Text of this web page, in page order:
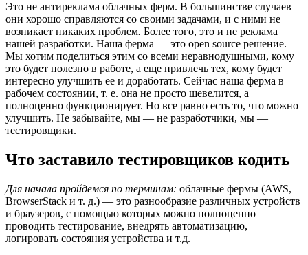
Это не антиреклама облачных ферм. В большинстве случаев
они хорошо справляются со своими задачами, и с ними не
возникает никаких проблем. Более того, это и не реклама
нашей разработки. Наша ферма — это open source решение.
Мы хотим поделиться этим со всеми неравнодушными, кому
это будет полезно в работе, а еще привлечь тех, кому будет
интересно улучшить ее и доработать. Сейчас наша ферма в
рабочем состоянии, т. е. она не просто шевелится, а
полноценно функционирует. Но все равно есть то, что можно
улучшить. Не забывайте, мы — не разработчики, мы —
тестировщики.
Что заставило тестировщиков кодить
Для начала пройдемся по терминам: облачные фермы (AWS,
BrowserStack и т. д.) — это разнообразие различных устройств
и браузеров, с помощью которых можно полноценно
проводить тестирование, внедрять автоматизацию,
логировать состояния устройства и т.д.